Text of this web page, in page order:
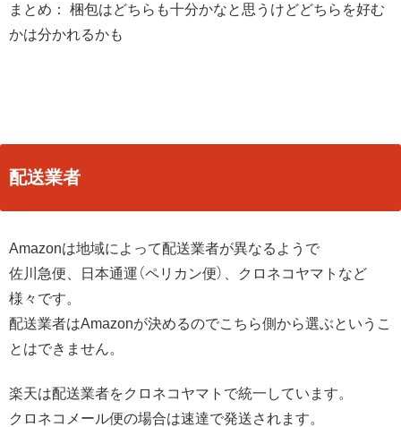
まとめ： 梱包はどちらも十分かなと思うけどどちらを好む
かは分かれるかも
配送業者
Amazonは地域によって配送業者が異なるようで
佐川急便、日本通運（ペリカン便）、クロネコヤマトなど
様々です。
配送業者はAmazonが決めるのでこちら側から選ぶというこ
とはできません。
楽天は配送業者をクロネコヤマトで統一しています。
クロネコメール便の場合は速達で発送されます。